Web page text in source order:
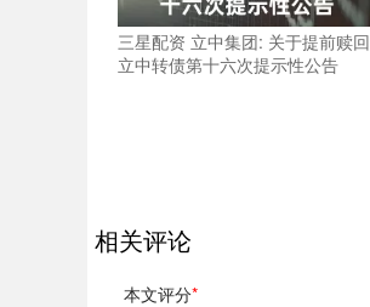
三星配资 立中集团: 关于提前赎回
立中转债第十六次提示性公告
相关评论
本文评分*